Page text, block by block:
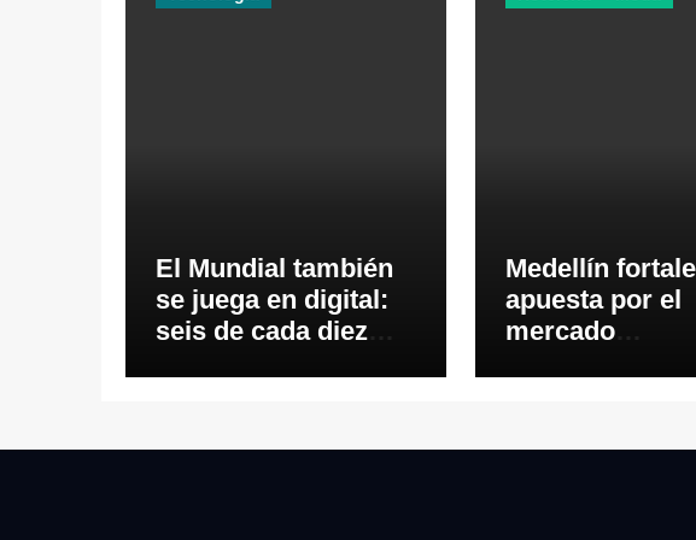
El Mundial también
se juega en digital:
seis de cada diez
Medellín
apuesta por el
mercado
negocios